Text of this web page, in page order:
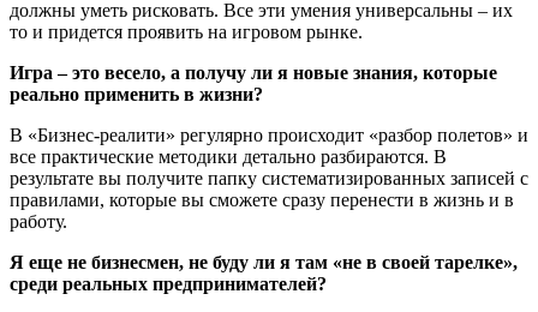
должны уметь рисковать. Все эти умения универсальны – их
то и придется проявить на игровом рынке.
Игра – это весело, а получу ли я новые знания, которые
реально применить в жизни?
В «Бизнес-реалити» регулярно происходит «разбор полетов» и
все практические методики детально разбираются. В
результате вы получите папку систематизированных записей с
правилами, которые вы сможете сразу перенести в жизнь и в
работу.
Я еще не бизнесмен, не буду ли я там «не в своей тарелке»,
среди реальных предпринимателей?